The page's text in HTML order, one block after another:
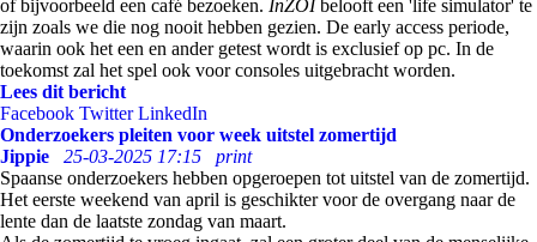
of bijvoorbeeld een café bezoeken. InZOIbelooft een 'life simulator' te
zijn zoals we die nog nooit hebben gezien. De early access periode,
waarin ook het een en ander getest wordt is exclusief op pc. In de
toekomst zal het spel ook voor consoles uitgebracht worden.
Lees dit bericht
Facebook Twitter LinkedIn
Onderzoekers pleiten voor week uitstel zomertijd
Jippie
25-03-2025 17:15
print
Spaanse onderzoekers hebben opgeroepen tot uitstel van de zomertijd.
Het eerste weekend van april is geschikter voor de overgang naar de
lente dan de laatste zondag van maart.